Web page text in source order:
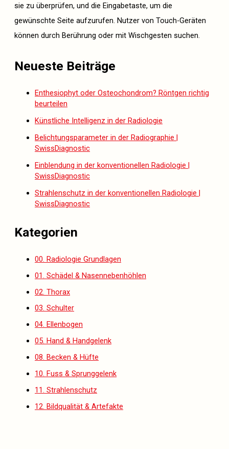
sie zu überprüfen, und die Eingabetaste, um die
gewünschte Seite aufzurufen. Nutzer von Touch-Geräten
können durch Berührung oder mit Wischgesten suchen.
Neueste Beiträge
Enthesiophyt oder Osteochondrom? Röntgen richtig
beurteilen
Künstliche Intelligenz in der Radiologie
Belichtungsparameter in der Radiographie |
SwissDiagnostic
Einblendung in der konventionellen Radiologie |
SwissDiagnostic
Strahlenschutz in der konventionellen Radiologie |
SwissDiagnostic
Kategorien
00. Radiologie Grundlagen
01. Schädel & Nasennebenhöhlen
02. Thorax
03. Schulter
04. Ellenbogen
05. Hand & Handgelenk
08. Becken & Hüfte
10. Fuss & Sprunggelenk
11. Strahlenschutz
12. Bildqualität & Artefakte